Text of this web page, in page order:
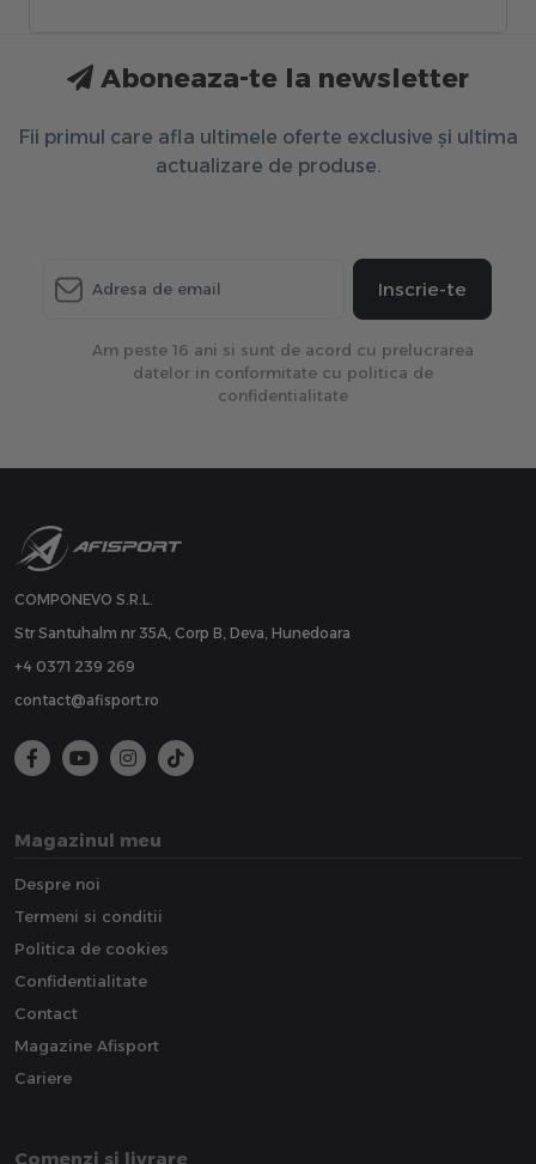
Aboneaza-te la newsletter
Fii primul care afla ultimele oferte exclusive și ultima
actualizare de produse.
Inscrie-te
Am peste 16 ani si sunt de acord cu prelucrarea
datelor in conformitate cu politica de
confidentialitate
COMPONEVO S.R.L.
Str Santuhalm nr 35A, Corp B, Deva, Hunedoara
+4 0371 239 269
contact@afisport.ro
Magazinul meu
Despre noi
Termeni si conditii
Politica de cookies
Confidentialitate
Contact
Magazine Afisport
Cariere
Comenzi si livrare